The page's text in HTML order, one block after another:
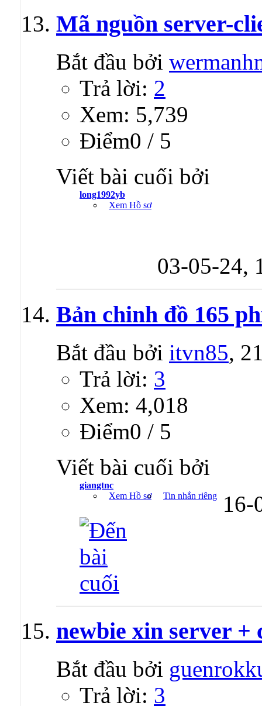
Mã nguồn server-
Bắt đầu bởi
Trả lời: 2
Xem: 5,739
Ðiểm0 / 5
Viết bài cuối bởi
long1992yb
Xem Hồ sơ
03-05-24,
Bản chinh đồ 165
Bắt đầu bởi itvn85,
Trả lời: 3
Xem: 4,018
Ðiểm0 / 5
Viết bài cuối bởi
giangtnc
Xem Hồ sơ
Tin nhắn riêng
newbie xin server +
Bắt đầu bởi
Trả lời: 3